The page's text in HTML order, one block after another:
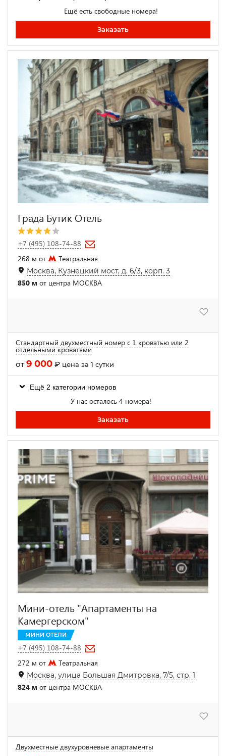
Ещё есть свободные номера!
Заказать
Града Бутик Отель
+7 (495) 108-74-88
268 м от
Театральная
Москва, Кузнецкий мост, д. 6/3, корп. 3
850 м от центра МОСКВА
Стандартный двухместный номер с 1 кроватью или 2
отдельными кроватями
от9 000 ₽ цена за 1 сутки
Ещё 2 категории номеров
У нас осталось 4 номера!
Заказать
Мини-отель "Апартаменты на
Камергерском"
МИНИ ОТЕЛИ
+7 (495) 108-74-88
272 м от
Театральная
Москва, улица Большая Дмитровка, 7/5, стр. 1
824 м от центра МОСКВА
Двухместные двухуровневые апартаменты